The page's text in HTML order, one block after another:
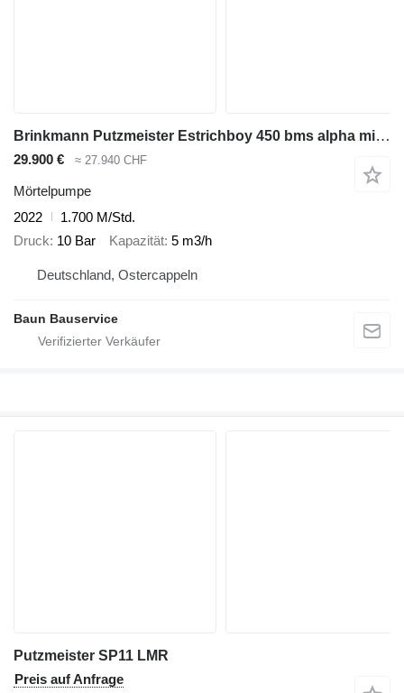
Brinkmann Putzmeister Estrichboy 450 bms alpha mixman gb 740
29.900 € ≈ 27.940 CHF
Mörtelpumpe
2022
1.700 M/Std.
Druck 10 Bar Kapazität 5 m3/h
Deutschland, Ostercappeln
Baun Bauservice
Putzmeister SP11 LMR
Preis auf Anfrage